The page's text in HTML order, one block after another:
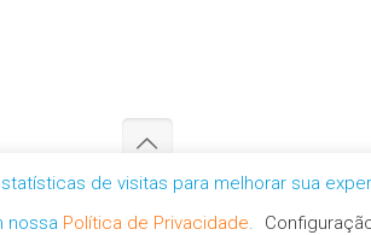
de visitas para melhorar sua
nossa Política de Privacidade.